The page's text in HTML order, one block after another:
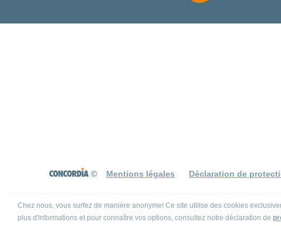
Chez nous, vous surfez de manière anonyme! Ce site utilise des cookies
plus d'informations et pour connaître vos options, consultez notre déclaration de
© Mentions légales Déclaration de